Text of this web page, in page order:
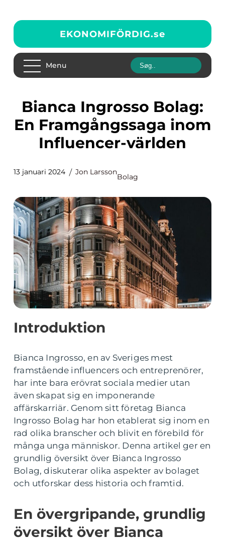
EKONOMIFÖRDIG.se
Menu
Bianca Ingrosso Bolag:
En Framgångssaga inom
Influencer-världen
13 januari 2024 Jon Larsson
Bolag
Introduktion
Bianca Ingrosso, en av Sveriges mest
framstående influencers och entreprenörer,
har inte bara erövrat sociala medier utan
även skapat sig en imponerande
affärskarriär. Genom sitt företag Bianca
Ingrosso Bolag har hon etablerat sig inom en
rad olika branscher och blivit en förebild för
många unga människor. Denna artikel ger en
grundlig översikt över Bianca Ingrosso
Bolag, diskuterar olika aspekter av bolaget
och utforskar dess historia och framtid.
En övergripande, grundlig
översikt över Bianca